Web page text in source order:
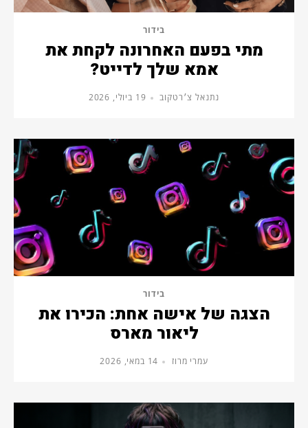
בידור
מתי בפעם האחרונה לקחת את
אמא שלך לדייט?
נתנאל צ׳רטקוב 19 ביולי, 2026
בידור
הצגה של אישה אחת: הכירו את
ליאור מארס
עמרי מרוז 14 במאי, 2026